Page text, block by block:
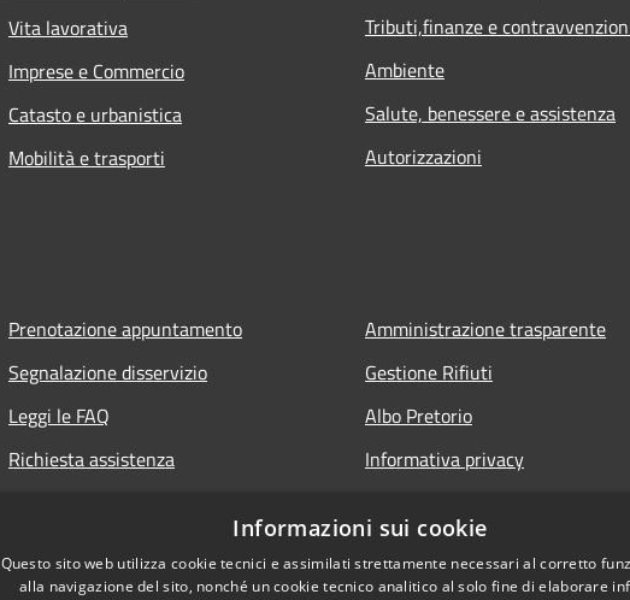
Vita lavorativa
Imprese e Commercio
Catasto e urbanistica
Mobilità e trasporti
Tributi,finanze e
Ambiente
Salute, benessere e assistenza
Autorizzazioni
Prenotazione appuntamento
Segnalazione disservizio
Leggi le FAQ
Richiesta assistenza
Amministrazione trasparente
Gestione Rifiuti
Albo Pretorio
Informativa privacy
Dichiarazione di accessibilità
Informazioni sui cookie
Questo sito web utilizza cookie tecnici e assimilati strettamente necessari al corretto
alla navigazione del sito, nonché un cookie tecnico analitico al solo fine di elaborare